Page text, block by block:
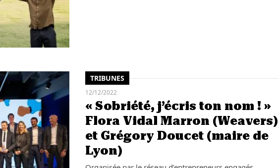
TRIBUNES
12/12/2022
« Sobriété, j’écris ton nom ! »
Flora Vidal Marron (Weavers)
et Grégory Doucet (maire de
Lyon)